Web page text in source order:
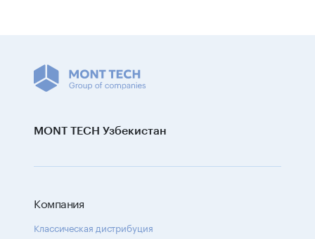
MONT TECH Узбекистан
Компания
Классическая дистрибуция